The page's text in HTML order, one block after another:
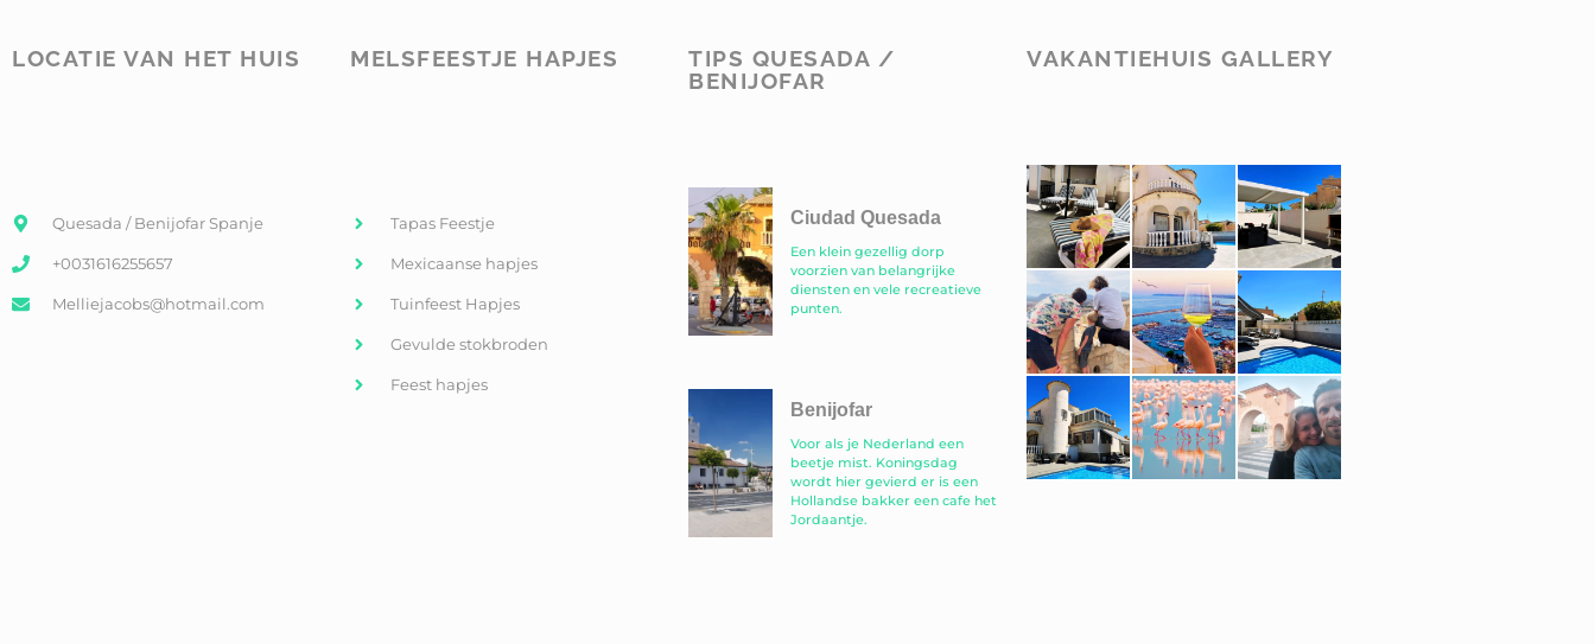
LOCATIE VAN HET HUIS
Quesada / Benijofar Spanje
+0031616255657
Melliejacobs@hotmail.com
MELSFEESTJE HAPJES
Tapas Feestje
Mexicaanse hapjes
Tuinfeest Hapjes
Gevulde stokbroden
Feest hapjes
TIPS QUESADA /
BENIJOFAR
Ciudad Quesada
Een klein gezellig dorp
voorzien van belangrijke
diensten en vele recreatieve
punten.
Benijofar
Voor als je Nederland een
beetje mist. Koningsdag
wordt hier gevierd er is een
Hollandse bakker een cafe het
Jordaantje.
VAKANTIEHUIS GALLERY